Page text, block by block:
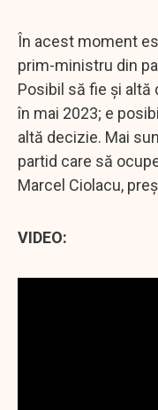
În acest moment
prim-ministru din
Posibil să fie şi altă
în mai 2023; e
altă decizie. Mai
partid care să
Marcel Ciolacu,
VIDEO: